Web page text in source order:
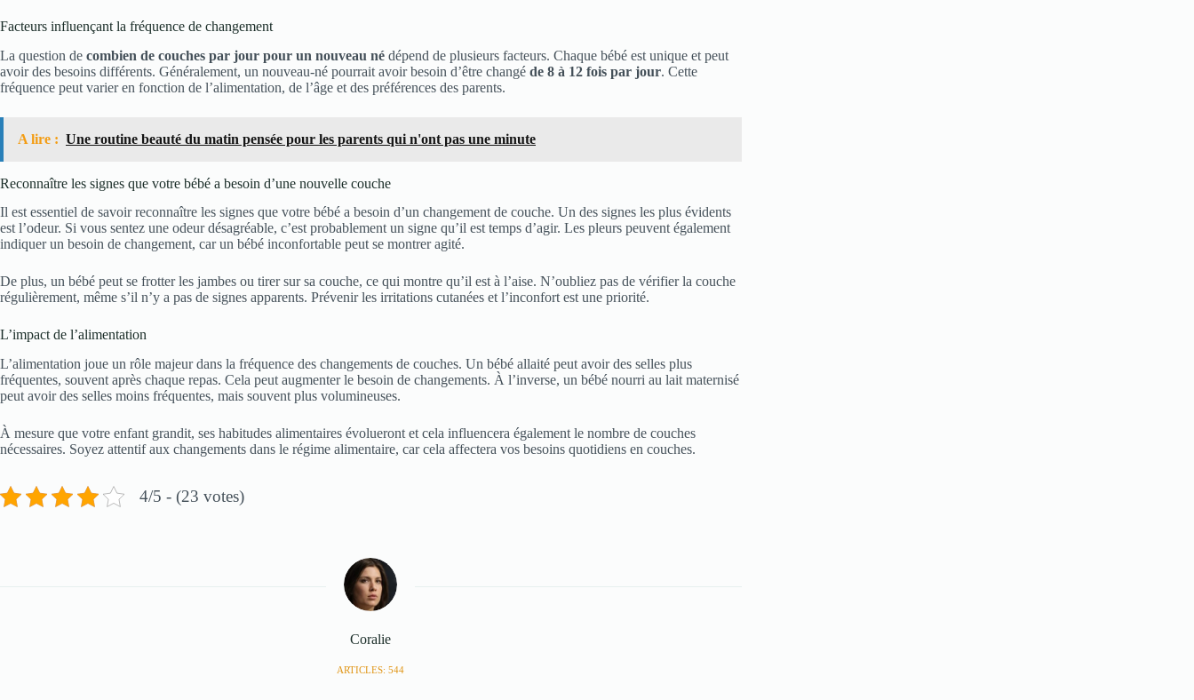
Facteurs influençant la fréquence de changement
La question de combien de couches par jour pour un nouveau né dépend de plusieurs facteurs. Chaque bébé est unique et peut
avoir des besoins différents. Généralement, un nouveau-né pourrait avoir besoin d’être changé de 8 à 12 fois par jour. Cette
fréquence peut varier en fonction de l’alimentation, de l’âge et des préférences des parents.
A lire : Une routine beauté du matin pensée pour les parents qui n'ont pas une minute
Reconnaître les signes que votre bébé a besoin d’une nouvelle couche
Il est essentiel de savoir reconnaître les signes que votre bébé a besoin d’un changement de couche. Un des signes les plus évidents
est l’odeur. Si vous sentez une odeur désagréable, c’est probablement un signe qu’il est temps d’agir. Les pleurs peuvent également
indiquer un besoin de changement, car un bébé inconfortable peut se montrer agité.
De plus, un bébé peut se frotter les jambes ou tirer sur sa couche, ce qui montre qu’il est à l’aise. N’oubliez pas de vérifier la couche
régulièrement, même s’il n’y a pas de signes apparents. Prévenir les irritations cutanées et l’inconfort est une priorité.
L’impact de l’alimentation
L’alimentation joue un rôle majeur dans la fréquence des changements de couches. Un bébé allaité peut avoir des selles plus
fréquentes, souvent après chaque repas. Cela peut augmenter le besoin de changements. À l’inverse, un bébé nourri au lait maternisé
peut avoir des selles moins fréquentes, mais souvent plus volumineuses.
À mesure que votre enfant grandit, ses habitudes alimentaires évolueront et cela influencera également le nombre de couches
nécessaires. Soyez attentif aux changements dans le régime alimentaire, car cela affectera vos besoins quotidiens en couches.
4/5 - (23 votes)
Coralie
ARTICLES: 544